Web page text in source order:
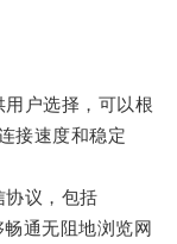
户选择，可以根
接速度和稳定
议，包括
通无阻地浏览网